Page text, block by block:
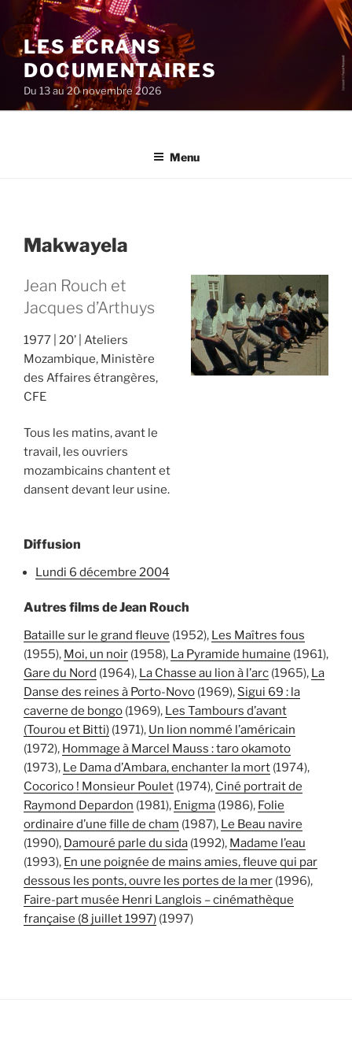
au
contenu
principal
LES ÉCRANS
DOCUMENTAIRES
Du 13 au 20 novembre 2026
Menu
Makwayela
Jean Rouch et
Jacques d’Arthuys
1977 20’
Ateliers
Mozambique, Ministère
des Affaires étrangères,
CFE
Tous les matins, avant le
travail, les ouvriers
mozambicains chantent et
dansent devant leur usine.
Diffusion
lundi 6 décembre 2004
Autres films de Jean Rouch
Bataille sur le grand fleuve (1952), Les Maîtres fous
(1955), Moi, un noir (1958), La Pyramide humaine (1961),
Gare du Nord (1964), La Chasse au lion à l’arc (1965), La
Danse des reines à Porto-Novo (1969), Sigui 69 : la
caverne de bongo (1969), Les Tambours d’avant
(Tourou et Bitti) (1971), Un lion nommé l’américain
(1972), Hommage à Marcel Mauss : taro okamoto
(1973), Le Dama d’Ambara, enchanter la mort (1974),
Cocorico ! Monsieur Poulet (1974), Ciné portrait de
Raymond Depardon (1981), Enigma (1986), Folie
ordinaire d’une fille de cham (1987), Le Beau navire
(1990), Damouré parle du sida (1992), Madame l’eau
(1993), En une poignée de mains amies, fleuve qui par
dessous les ponts, ouvre les portes de la mer (1996),
Faire-part musée Henri Langlois – cinémathèque
française (8 juillet 1997) (1997)